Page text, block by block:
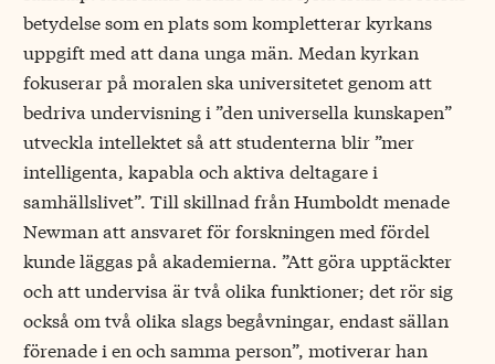
betydelse som en plats som kompletterar kyrkans
uppgift med att dana unga män. Medan kyrkan
fokuserar på moralen ska universitetet genom att
bedriva undervisning i ”den universella kunskapen”
utveckla intellektet så att studenterna blir ”mer
intelligenta, kapabla och aktiva deltagare i
samhällslivet”. Till skillnad från Humboldt menade
Newman att ansvaret för forskningen med fördel
kunde läggas på akademierna. ”Att göra upptäckter
och att undervisa är två olika funktioner; det rör sig
också om två olika slags begåvningar, endast sällan
förenade i en och samma person”, motiverar han